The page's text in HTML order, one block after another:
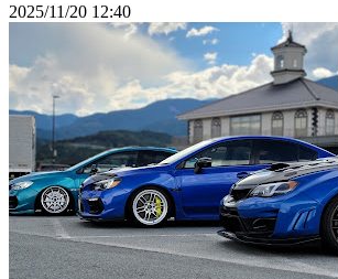
2025/11/20 12:40